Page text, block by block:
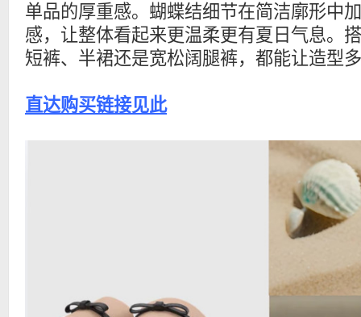
单品的厚重感。蝴蝶结细节在简洁廓形中
感，让整体看起来更温柔更有夏日气息。
短裤、半裙还是宽松阔腿裤，都能让造型
直达购买链接见此